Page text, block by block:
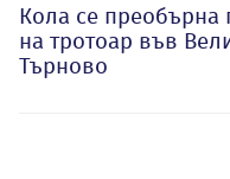
Кола се преобърна
на тротоар във
Търново